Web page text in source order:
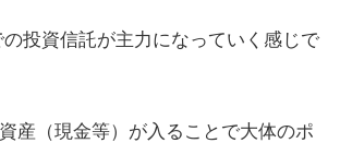
投資信託が主力になっていく感じで
産（現金等）が入ることで大体のポ